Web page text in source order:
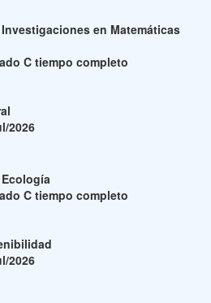
en Matemáticas
C tiempo completo
2026
C tiempo completo
2026